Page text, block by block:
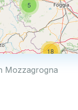
5
18
Mozzagrogna